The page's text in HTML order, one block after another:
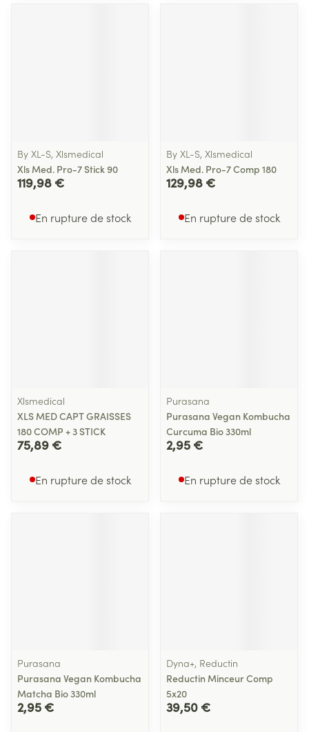
By XL-S, Xlsmedical
Xls Med. Pro-7 Stick 90
119,98 €
En rupture de stock
By XL-S, Xlsmedical
Xls Med. Pro-7 Comp 180
129,98 €
En rupture de stock
Xlsmedical
XLS MED CAPT GRAISSES
180 COMP + 3 STICK
75,89 €
En rupture de stock
Purasana
Purasana Vegan Kombucha
Curcuma Bio 330ml
2,95 €
En rupture de stock
Purasana
Purasana Vegan Kombucha
Matcha Bio 330ml
2,95 €
Dyna+, Reductin
Reductin Minceur Comp
5x20
39,50 €